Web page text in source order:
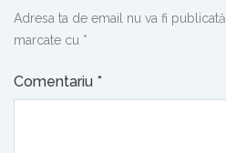
Adresa ta de email nu va fi publicată.
marcate cu *
Comentariu *